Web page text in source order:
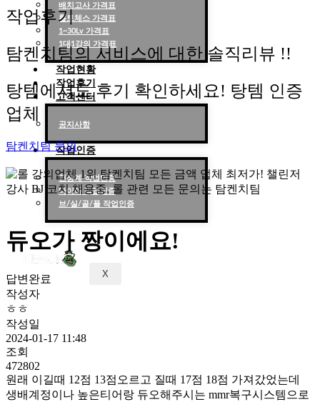
배치고사 가격표
롤토체스 가격표
1~30Lv 가격표
1대1강의 가격표
작업현황
작업후기
고객센터
공지사항
작업인증
천상계 작업인증
다이아 작업인증
브/실/골/플 작업인증
X
작업후기
탐켄치팀의 서비스에 대한 솔직리뷰 !!
탕템에서도 후기 확인하세요! 탕템 인증
업체
탐켄치팀 문의
듀오가 짱이에요!
답변완료
작성자
ㅎㅎ
작성일
2024-01-17 11:48
조회
472802
원래 이길때 12점 13점오르고 질때 17점 18점 가져갔었는데
생배계정이나 높은티어랑 듀오해주시는 mmr복구시스템으로